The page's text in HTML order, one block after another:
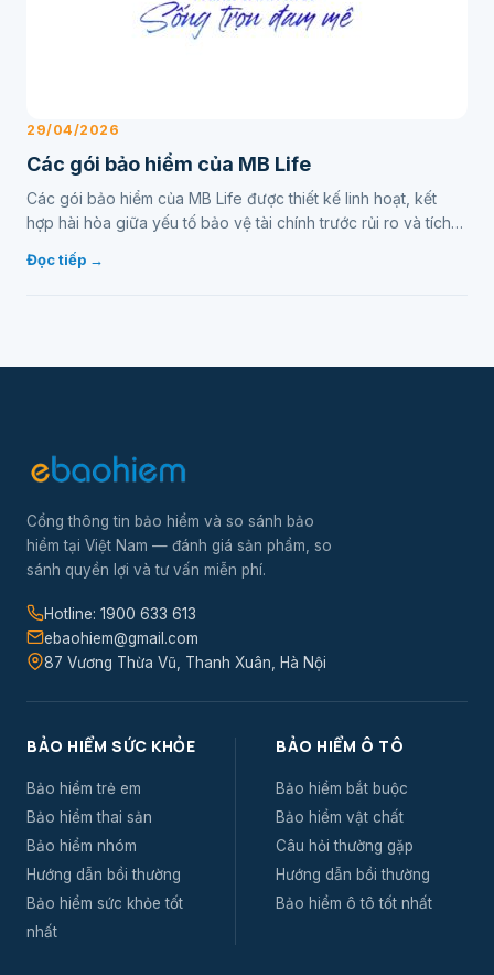
29/04/2026
Các gói bảo hiểm của MB Life
Các gói bảo hiểm của MB Life được thiết kế linh hoạt, kết
hợp hài hòa giữa yếu tố bảo vệ tài chính trước rủi ro và tích
Đọc tiếp →
Cổng thông tin bảo hiểm và so sánh bảo
hiểm tại Việt Nam — đánh giá sản phẩm, so
sánh quyền lợi và tư vấn miễn phí.
Hotline: 1900 633 613
ebaohiem@gmail.com
87 Vương Thừa Vũ, Thanh Xuân, Hà Nội
BẢO HIỂM SỨC KHỎE
Bảo hiểm trẻ em
Bảo hiểm thai sản
Bảo hiểm nhóm
Hướng dẫn bồi thường
Bảo hiểm sức khỏe tốt
nhất
BẢO HIỂM Ô TÔ
Bảo hiểm bắt buộc
Bảo hiểm vật chất
Câu hỏi thường gặp
Hướng dẫn bồi thường
Bảo hiểm ô tô tốt nhất